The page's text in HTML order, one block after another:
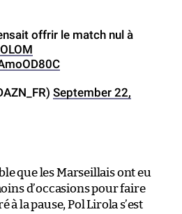
offrir le match nul à
September 22,
que les Marseillais ont eu
d’occasions pour faire
à la pause, Pol Lirola s’est